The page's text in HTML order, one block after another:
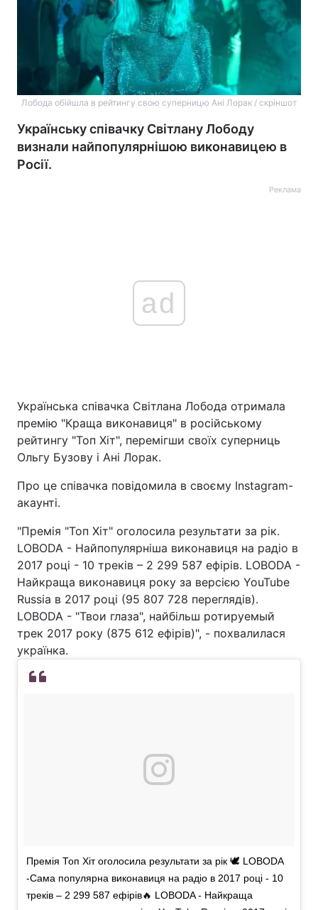
Лобода обійшла в рейтингу свою суперницю Ані Лорак / скріншот
Українську співачку Світлану Лободу
визнали найпопулярнішою виконавицею в
Росії.
Реклама
ad
Українська співачка Світлана Лобода отримала
премію "Краща виконавиця" в російському
рейтингу "Топ Хіт", перемігши своїх суперниць
Ольгу Бузову і Ані Лорак.
Про це співачка повідомила в своєму Instagram-
акаунті.
"Премія "Топ Хіт" оголосила результати за рік.
LOBODA - Найпопулярніша виконавиця на радіо в
2017 році - 10 треків – 2 299 587 ефірів. LOBODA -
Найкраща виконавиця року за версією YouTube
Russia в 2017 році (95 807 728 переглядів).
LOBODA - "Твои глаза", найбільш ротируемый
трек 2017 року (875 612 ефірів)", - похвалилася
українка.
Премія Топ Хіт оголосила результати за рік 🕊 LOBODA
-Сама популярна виконавиця на радіо в 2017 році - 10
треків – 2 299 587 ефірів🔥 LOBODA - Найкраща